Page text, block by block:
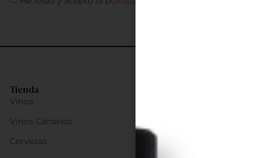
Tienda
Vinos
Vinos Canarios
Cervezas